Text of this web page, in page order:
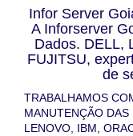
Infor Server
A Inforserver
Dados. DELL,
FUJITSU,
de
TRABALHAMOS
MANUTENÇÃO DAS
LENOVO, IBM,